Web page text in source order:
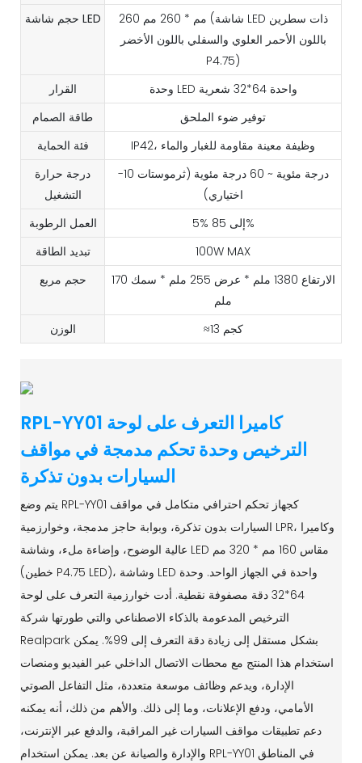
حجم شاشة LED
260 مم * 260 مم (شاشة LED ذات سطرين
باللون الأحمر العلوي والسفلي باللون الأخضر
P4.75)
القرار
وحدة LED واحدة 64*32 شعرية
طاقة الصمام
توفير ضوء الملحق
فئة الحماية
IP42، وظيفة معينة مقاومة للغبار والماء
درجة حرارة
التشغيل
-10 درجة مئوية ~ 60 درجة مئوية (ثرموستات
اختياري)
العمل الرطوبة
5% إلى 85%
تبديد الطاقة
100W MAX
حجم مربع
الارتفاع 1380 ملم * عرض 255 ملم * سمك 170
ملم
الوزن
≈13 كجم
RPL-YY01 كاميرا التعرف على لوحة
الترخيص وحدة تحكم مدمجة في مواقف
السيارات بدون تذكرة
يتم وضع RPL-YY01 كجهاز تحكم احترافي متكامل في مواقف
السيارات بدون تذكرة، وبوابة حاجز مدمجة، وخوارزمية LPR، وكاميرا
عالية الوضوح، وإضاءة ملء، وشاشة LED مقاس 160 مم * 320 مم
(خطين P4.75 LED)، وشاشة LED واحدة في الجهاز الواحد. وحدة
64*32 دقة مصفوفة نقطية. أدت خوارزمية التعرف على لوحة
الترخيص المدعومة بالذكاء الاصطناعي والتي طورتها شركة
Realpark بشكل مستقل إلى زيادة دقة التعرف إلى 99%. يمكن
استخدام هذا المنتج مع محطات الاتصال الداخلي عبر الفيديو ومنصات
الإدارة، ويدعم وظائف موسعة متعددة، مثل التفاعل الصوتي
الأمامي، ودفع الإعلانات، وما إلى ذلك. والأهم من ذلك، أنه يمكنه
دعم تطبيقات مواقف السيارات غير المراقبة، والدفع عبر الإنترنت،
والإدارة والصيانة عن بعد. يمكن استخدام RPL-YY01 في المناطق